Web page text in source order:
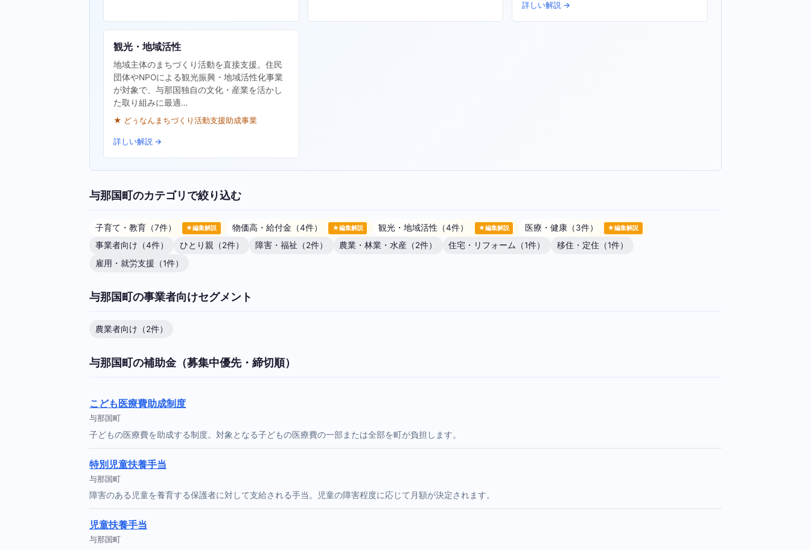
詳しい解説 →
観光・地域活性
地域主体のまちづくり活動を直接支援。住民
団体やNPOによる観光振興・地域活性化事業
が対象で、与那国独自の文化・産業を活かし
た取り組みに最適…
★ どぅなんまちづくり活動支援助成事業
詳しい解説 →
与那国町のカテゴリで絞り込む
子育て・教育（7件） ★編集解説 物価高・給付金（4件） ★編集解説 観光・地域活性（4件） ★編集解説 医療・健康（3件） ★編集解説
事業者向け（4件） ひとり親（2件） 障害・福祉（2件） 農業・林業・水産（2件） 住宅・リフォーム（1件）
移住・定住（1件）
雇用・就労支援（1件）
与那国町の事業者向けセグメント
農業者向け（2件）
与那国町の補助金（募集中優先・締切順）
こども医療費助成制度
与那国町
子どもの医療費を助成する制度。対象となる子どもの医療費の一部または全部を町が負担します。
特別児童扶養手当
与那国町
障害のある児童を養育する保護者に対して支給される手当。児童の障害程度に応じて月額が決定されます。
児童扶養手当
与那国町